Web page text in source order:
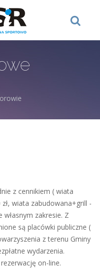
z cennikiem ( wiata
wiata zabudowana+grill -
własnym zakresie. Z
są placówki publiczne (
z terenu Gminy
wydarzenia.
on-line.